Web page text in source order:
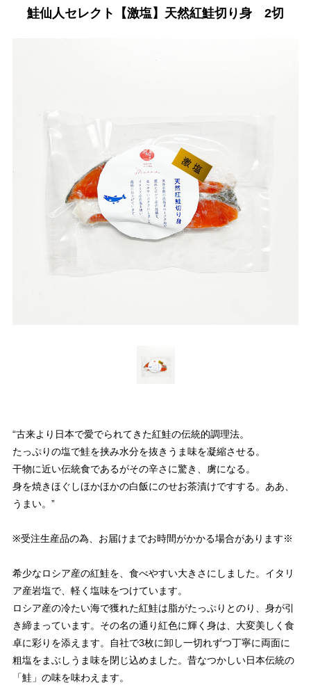
鮭仙人セレクト【激塩】天然紅鮭切り身 2切
“古来より日本で愛でられてきた紅鮭の伝統的調理法。
たっぷりの塩で鮭を挟み水分を抜きうま味を凝縮させる。
干物に近い伝統食であるがその辛さに驚き、虜になる。
身を焼きほぐしほかほかの白飯にのせお茶漬けですする。ああ、
うまい。”
※受注生産品の為、お届けまでお時間がかかる場合があります※
希少なロシア産の紅鮭を、食べやすい大きさにしました。イタリ
ア産岩塩で、軽く塩味をつけています。
ロシア産の冷たい海で獲れた紅鮭は脂がたっぷりとのり、身が引
き締まっています。その名の通り紅色に輝く身は、大変美しく食
卓に彩りを添えます。自社で3枚に卸し一切れずつ丁寧に両面に
粗塩をまぶしうま味を閉じ込めました。昔なつかしい日本伝統の
「鮭」の味を味わえます。